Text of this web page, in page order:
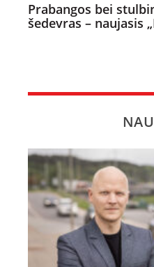
Prabangos bei
šedevras – naujasis